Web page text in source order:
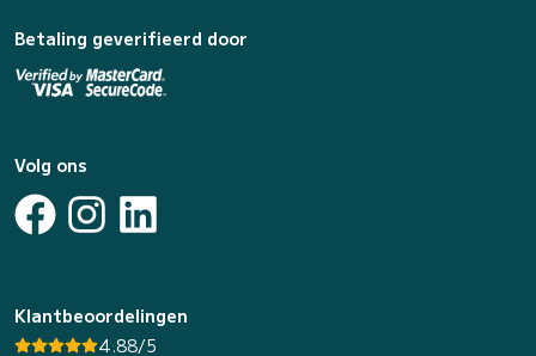
Betaling geverifieerd door
Volg ons
Klantbeoordelingen
4.88/5